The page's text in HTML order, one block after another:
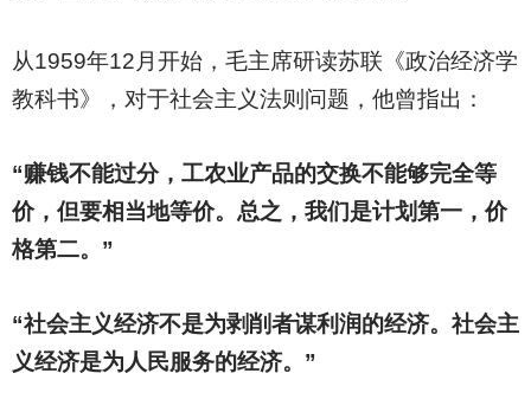
从1959年12月开始，毛主席研读苏联《政治经济学
教科书》，对于社会主义法则问题，他曾指出：
“赚钱不能过分，工农业产品的交换不能够完全等
价，但要相当地等价。总之，我们是计划第一，价
格第二。”
“社会主义经济不是为剥削者谋利润的经济。社会主
义经济是为人民服务的经济。”